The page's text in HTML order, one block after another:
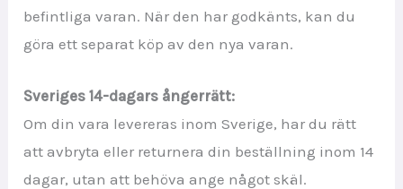
befintliga varan. När den har godkänts, kan du
göra ett separat köp av den nya varan.
Sveriges 14-dagars ångerrätt:
Om din vara levereras inom Sverige, har du rätt
att avbryta eller returnera din beställning inom 14
dagar, utan att behöva ange något skäl.